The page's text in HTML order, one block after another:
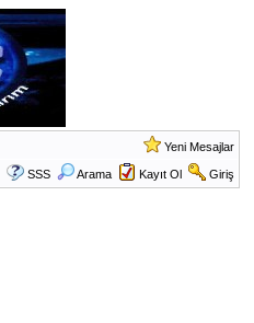
Yeni Mesajlar
SSS Arama Kayıt Ol Giriş